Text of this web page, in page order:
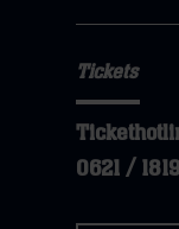
Tickets
0621 /